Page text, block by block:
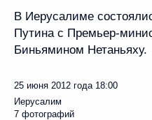
В Иерусалиме
Путина с Премьер-
Биньямином Нетаньяху.
25 июня 2012 года 18:00
Иерусалим
7 фотографий